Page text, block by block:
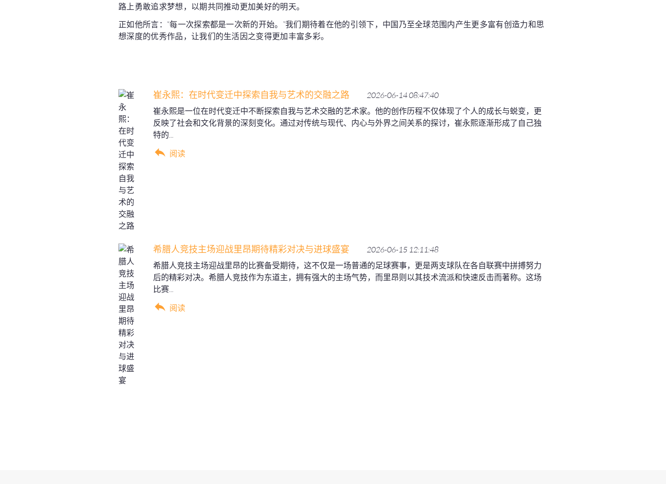
路上勇敢追求梦想，以期共同推动更加美好的明天。
正如他所言：“每一次探索都是一次新的开始。”我们期待着在他的引领下，中国乃至全球范围内产生更多富有创造力和思
想深度的优秀作品，让我们的生活因之变得更加丰富多彩。
崔永熙：在时代变迁中探索自我与艺术的交融之路
2026-06-14 08:47:40
崔永熙是一位在时代变迁中不断探索自我与艺术交融的艺术家。他的创作历程不仅体现了个人的成长与蜕变，更
反映了社会和文化背景的深刻变化。通过对传统与现代、内心与外界之间关系的探讨，崔永熙逐渐形成了自己独
特的...
阅读
希腊人竞技主场迎战里昂期待精彩对决与进球盛宴
2026-06-15 12:11:48
希腊人竞技主场迎战里昂的比赛备受期待，这不仅是一场普通的足球赛事，更是两支球队在各自联赛中拼搏努力
后的精彩对决。希腊人竞技作为东道主，拥有强大的主场气势，而里昂则以其技术流派和快速反击而著称。这场
比赛...
阅读